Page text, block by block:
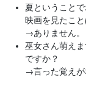
夏ということ
映画を見たこ
→ありません。
巫女さん萌え
ですか？
→言った覚え